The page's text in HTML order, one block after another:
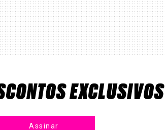
EXCLUSIVOS